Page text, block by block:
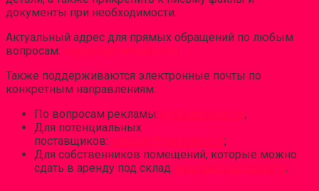
документы при необходимости.
Актуальный адрес для прямых обращений по любым
вопросам:
.
Также поддерживаются электронные почты по
конкретным направлениям:
По вопросам рекламы:
;
Для потенциальных
поставщиков:
;
Для собственников помещений, которые можно
сдать в аренду под склад:
.